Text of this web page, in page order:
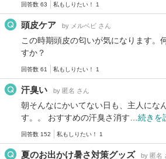
回答数 63 私もしりたい！ 1
頭皮ケア by メルベビ さん
この時期頭皮の匂いが気になります。
すか？
回答数 61 私もしりたい！ 1
汗臭い by 匿名 さん
朝そんなにかいてない日も、主人にな
す。。 おすすめの汗臭さ消す… 続きを
回答数 152 私もしりたい！ 1
夏のお出かけ暑さ対策グッズ by 匿名